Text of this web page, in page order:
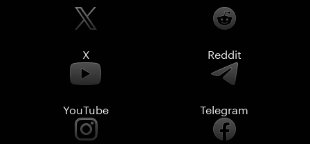
X Reddit
YouTube Telegram